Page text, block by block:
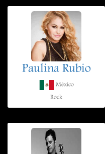
Paulina Rubio
México
Rock